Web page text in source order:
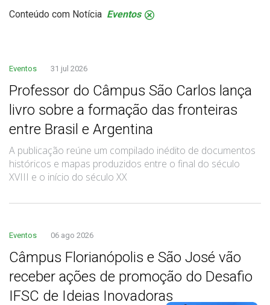
Conteúdo com Notícia Eventos .
Eventos 31 jul 2026
Professor do Câmpus São Carlos lança
livro sobre a formação das fronteiras
entre Brasil e Argentina
A publicação reúne um compilado inédito de documentos
históricos e mapas produzidos entre o final do século
XVIII e o início do século XX
Eventos 06 ago 2026
Câmpus Florianópolis e São José vão
receber ações de promoção do Desafio
IFSC de Ideias Inovadoras